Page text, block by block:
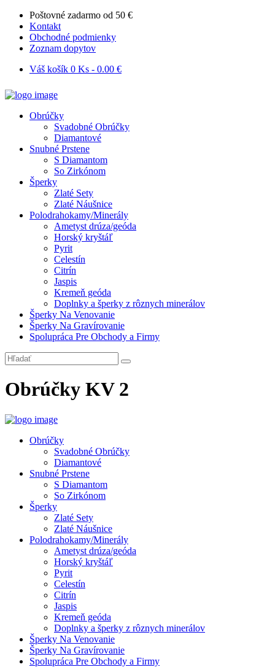
Poštovné zadarmo od 50 €
Kontakt
Obchodné podmienky
Zoznam dopytov
Váš košík 0 Ks - 0.00 €
Obrúčky
Svadobné Obrúčky
Diamantové
Snubné Prstene
S Diamantom
So Zirkónom
Šperky
Zlaté Sety
Zlaté Náušnice
Polodrahokamy/Minerály
Ametyst drúza/geóda
Horský kryštáľ
Pyrit
Celestín
Citrín
Jaspis
Kremeň geóda
Doplnky a šperky z rôznych minerálov
Šperky Na Venovanie
Šperky Na Gravírovanie
Spolupráca Pre Obchody a Firmy
Obrúčky KV 2
Obrúčky
Svadobné Obrúčky
Diamantové
Snubné Prstene
S Diamantom
So Zirkónom
Šperky
Zlaté Sety
Zlaté Náušnice
Polodrahokamy/Minerály
Ametyst drúza/geóda
Horský kryštáľ
Pyrit
Celestín
Citrín
Jaspis
Kremeň geóda
Doplnky a šperky z rôznych minerálov
Šperky Na Venovanie
Šperky Na Gravírovanie
Spolupráca Pre Obchody a Firmy